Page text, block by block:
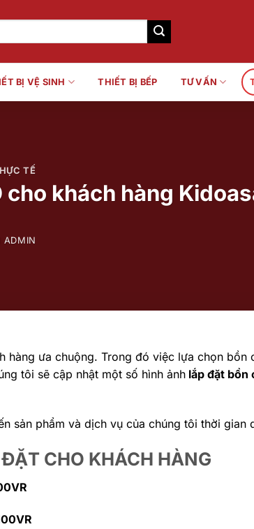
BỊ VỆ SINH THIẾT BỊ BẾP TƯ VẤN
TẾ
cho khách hàng
ADMIN
ưa chuộng. Trong đó việc lựa chọn bồn
tôi sẽ cập nhật một số hình ảnh lắp đặt bồn
sản phẩm và dịch vụ của chúng tôi thời gian
CHO KHÁCH HÀNG